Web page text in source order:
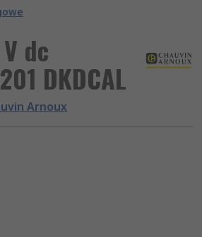
dc
DKDCAL
Arnoux